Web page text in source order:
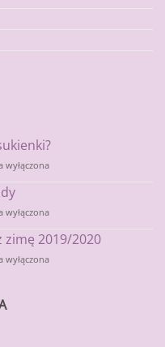
wyłączona
wyłączona
zimę 2019/2020
wyłączona